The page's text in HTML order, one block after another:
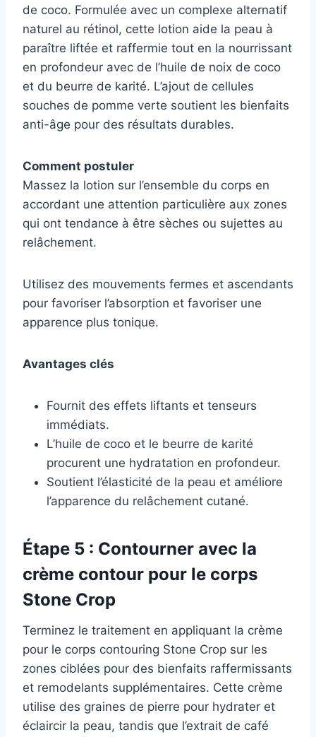
de coco. Formulée avec un complexe alternatif
naturel au rétinol, cette lotion aide la peau à
paraître liftée et raffermie tout en la nourrissant
en profondeur avec de l’huile de noix de coco
et du beurre de karité. L’ajout de cellules
souches de pomme verte soutient les bienfaits
anti-âge pour des résultats durables.
Comment postuler
Massez la lotion sur l’ensemble du corps en
accordant une attention particulière aux zones
qui ont tendance à être sèches ou sujettes au
relâchement.
Utilisez des mouvements fermes et ascendants
pour favoriser l’absorption et favoriser une
apparence plus tonique.
Avantages clés
Fournit des effets liftants et tenseurs
immédiats.
L’huile de coco et le beurre de karité
procurent une hydratation en profondeur.
Soutient l’élasticité de la peau et améliore
l’apparence du relâchement cutané.
Étape 5 : Contourner avec la
crème contour pour le corps
Stone Crop
Terminez le traitement en appliquant la crème
pour le corps contouring Stone Crop sur les
zones ciblées pour des bienfaits raffermissants
et remodelants supplémentaires. Cette crème
utilise des graines de pierre pour hydrater et
éclaircir la peau, tandis que l’extrait de café